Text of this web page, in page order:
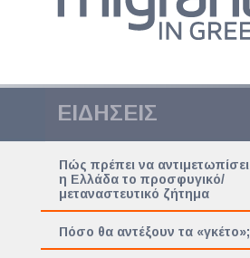
ΕΙΔΗΣΕΙΣ
Πώς πρέπει να αντιμετωπίσει
η Ελλάδα το προσφυγικό/
μεταναστευτικό ζήτημα
Πόσο θα αντέξουν τα «γκέτο»;